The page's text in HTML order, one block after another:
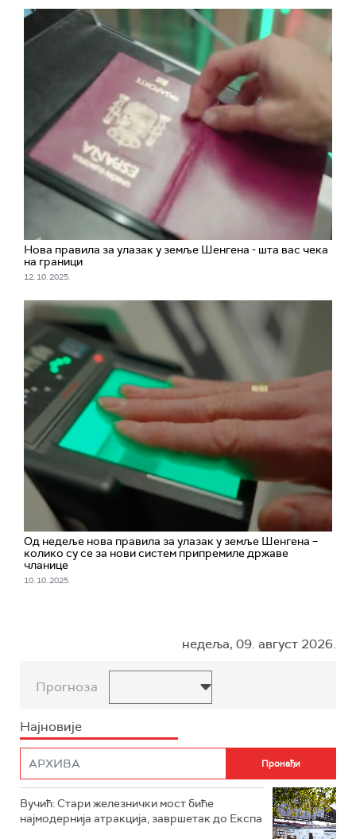
Нова правила за улазак у земље Шенгена - шта вас чека
на граници
12. 10. 2025.
Од недеље нова правила за улазак у земље Шенгена –
колико су се за нови систем припремиле државе
чланице
10. 10. 2025.
недеља, 09. август 2026.
Прогноза
Најновије
Вучић: Стари железнички мост биће
најмодернија атракција, завршетак до Експа